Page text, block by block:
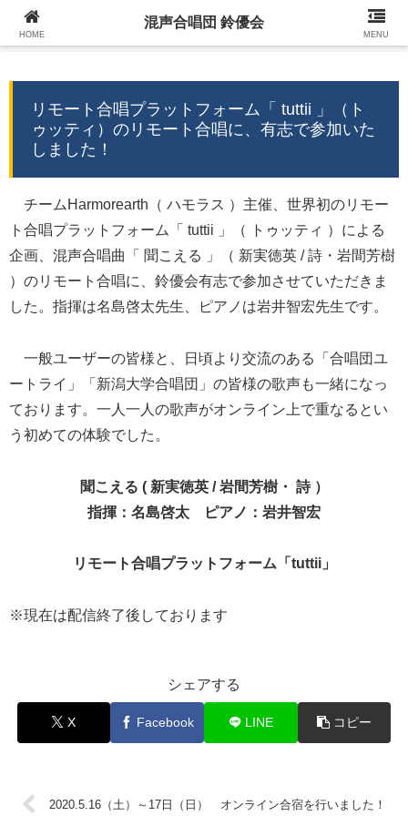
混声合唱団 鈴優会 公式ウェブサイト
リモート合唱プラットフォーム「 tuttii 」（ト
ゥッティ）のリモート合唱に、有志で参加いた
しました！
チームHarmorearth（ ハモラス ）主催、世界初のリモー
ト合唱プラットフォーム「 tuttii 」（ トゥッティ ）による
企画、混声合唱曲「 聞こえる 」（ 新実徳英 / 詩・岩間芳樹
）のリモート合唱に、鈴優会有志で参加させていただきま
した。指揮は名島啓太先生、ピアノは岩井智宏先生です。
一般ユーザーの皆様と、日頃より交流のある「合唱団ユ
ートライ」「新潟大学合唱団」の皆様の歌声も一緒になっ
ております。一人一人の歌声がオンライン上で重なるとい
う初めての体験でした。
聞こえる ( 新実徳英 / 岩間芳樹・ 詩 ）
指揮：名島啓太 ピアノ：岩井智宏
リモート合唱プラットフォーム「tuttii」
※現在は配信終了後しております
シェアする
X Facebook LINE コピー
2020.5.16（土）～17日（日） オンライン合宿を行いました！
HOME
混声合唱団 鈴優会
MENU